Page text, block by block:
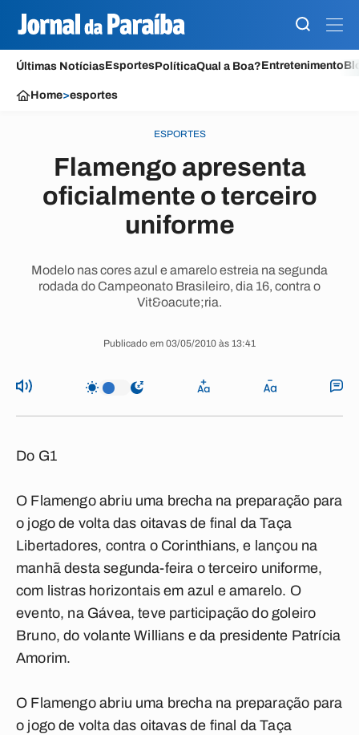
Últimas NotíciasEsportesPolíticaQual a Boa?Entretenimento
Home>esportes
ESPORTES
Flamengo apresenta
oficialmente o terceiro
uniforme
Modelo nas cores azul e amarelo estreia na segunda
rodada do Campeonato Brasileiro, dia 16, contra o
Vit&oacute;ria.
Publicado em 03/05/2010 às 13:41
Do G1
O Flamengo abriu uma brecha na preparação para
o jogo de volta das oitavas de final da Taça
Libertadores, contra o Corinthians, e lançou na
manhã desta segunda-feira o terceiro uniforme,
com listras horizontais em azul e amarelo. O
evento, na Gávea, teve participação do goleiro
Bruno, do volante Willians e da presidente Patrícia
Amorim.
O Flamengo abriu uma brecha na preparação para
o jogo de volta das oitavas de final da Taça